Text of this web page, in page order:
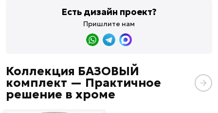
Есть дизайн проект?
Пришлите нам
Коллекция БАЗОВЫЙ
комплект — Практичное
решение в хроме